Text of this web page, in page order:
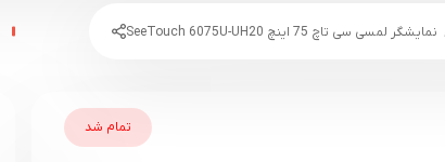
نمایشگر لمسی سی تاچ 75 اینچ SeeTouch 6075U-UH20
تمام شد